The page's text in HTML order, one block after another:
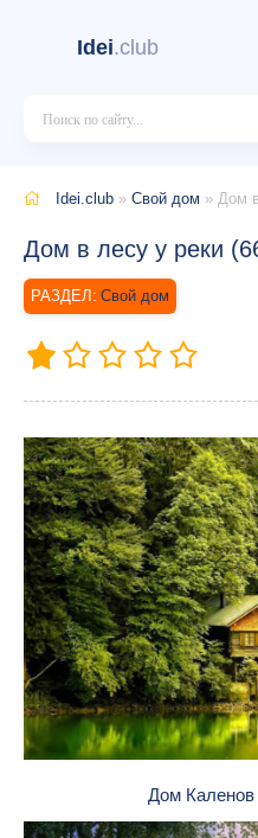
Idei.club
Idei.club » Свой дом » Дом
Дом в лесу у реки
Свой дом
Дом Каленов